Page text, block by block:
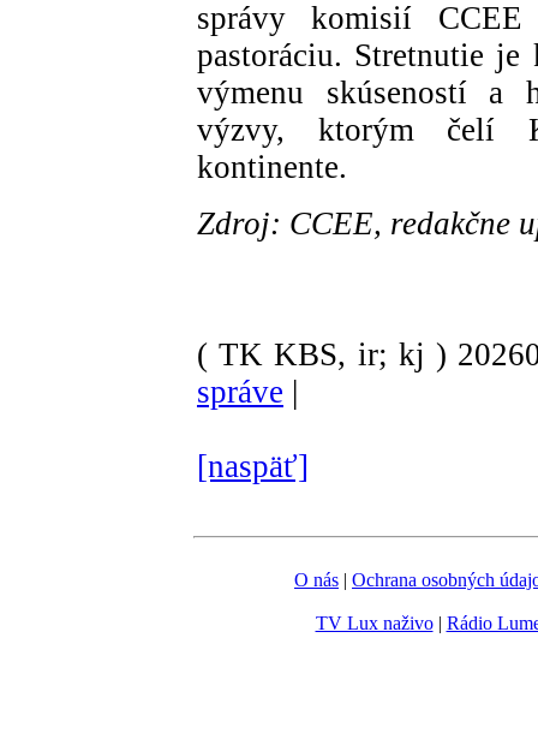
správy komisií
pastoráciu. Stretnutie
výmenu skúseností a
výzvy, ktorým čelí
kontinente.
Zdroj: CCEE, redakčne
( TK KBS, ir; kj )
správe |
[naspäť]
O nás | Ochrana osobných
TV Lux naživo| Rádio